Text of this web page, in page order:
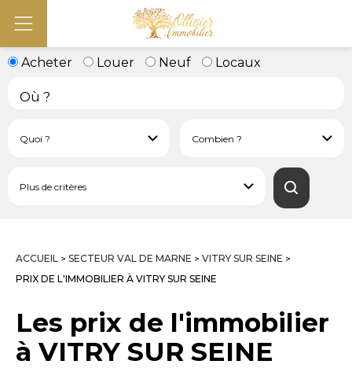
Acheter Louer Neuf Locaux
ACCUEIL > SECTEUR VAL DE MARNE > VITRY SUR SEINE >
PRIX DE L'IMMOBILIER À VITRY SUR SEINE
Les prix de l'immobilier
à VITRY SUR SEINE